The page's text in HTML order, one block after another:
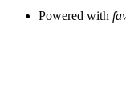
Powered with